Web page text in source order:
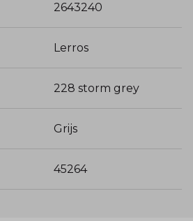
2643240
Lerros
228 storm grey
Grijs
45264